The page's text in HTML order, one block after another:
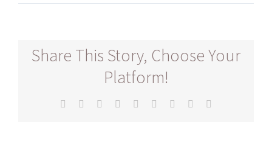
Durham
Share This Story, Choose Your
Platform!
Facebook
TwitterReddit LinkedInWhatsApp
TumblrPinterest